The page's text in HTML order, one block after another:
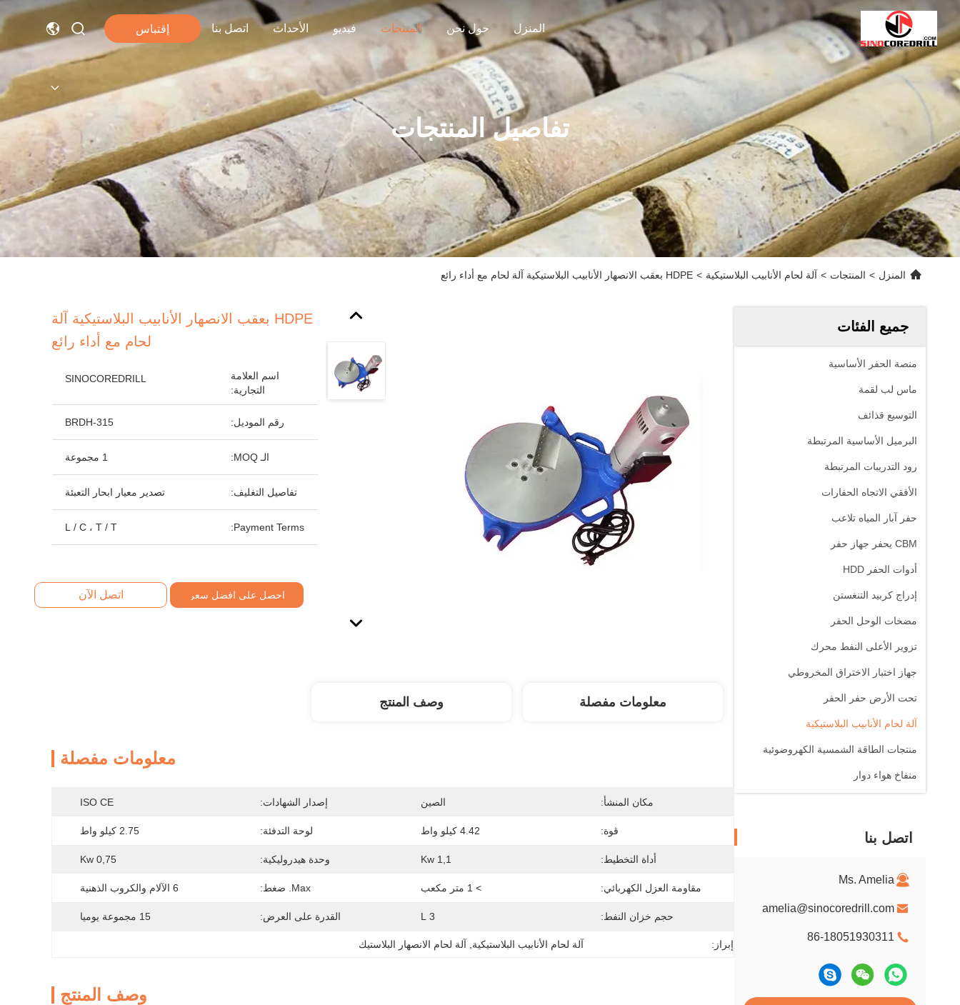
المنزل حول نحن المنتجات فيديو الأحداث اتصل بنا إقتباس
تفاصيل المنتجات
المنزل > المنتجات > آلة لحام الأنابيب البلاستيكية > HDPE بعقب الانصهار الأنابيب البلاستيكية آلة لحام مع أداء رائع
جميع الفئات
منصة الحفر الأساسية
ماس لب لقمة
التوسيع قذائف
البرميل الأساسية المرتبطة
رود التدريبات المرتبطة
الأفقي الاتجاه الحفارات
حفر آبار المياه تلاعب
CBM يحفر جهاز حفر
أدوات الحفر HDD
إدراج كربيد التنغستن
مضخات الوحل الحفر
تزوير الأعلى النفط محرك
جهاز اختبار الاختراق المخروطي
تحت الأرض حفر الحفر
آلة لحام الأنابيب البلاستيكية
منتجات الطاقة الشمسية الكهروضوئية
منفاخ هواء دوار
اتصل بنا
Ms. Amelia
amelia@sinocoredrill.com
86-18051930311
HDPE بعقب الانصهار الأنابيب البلاستيكية آلة
لحام مع أداء رائع
اسم العلامة
التجارية:
SINOCOREDRILL
رقم الموديل: BRDH-315
الـ MOQ: 1 مجموعة
تفاصيل التغليف: تصدير معيار ابحار التعبئة
Payment Terms: L / C ، T / T
احصل على افضل سعر اتصل الآن
معلومات مفصلة وصف المنتج
معلومات مفصلة
مكان المنشأ: الصين إصدار الشهادات: ISO CE
قوة: 4.42 كيلو واط لوحة التدفئة: 2.75 كيلو واط
أداة التخطيط: 1,1 Kw وحدة هيدروليكية: 0,75 Kw
مقاومة العزل الكهربائي: > 1 متر مكعب Max. ضغط: 6 الآلام والكروب الذهنية
حجم خزان النفط: 3 L القدرة على العرض: 15 مجموعة يوميا
إبراز: آلة لحام الأنابيب البلاستيكية آلة لحام الانصهار البلاستيك
وصف المنتج